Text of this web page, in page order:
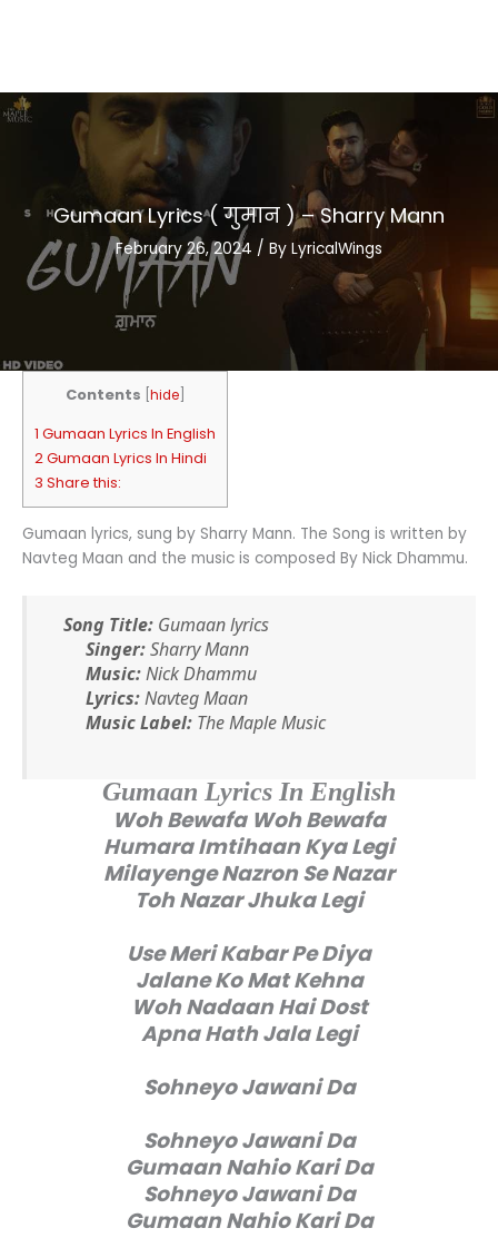
Gumaan Lyrics ( गुमान ) – Sharry Mann
February 26, 2024 / By LyricalWings
Contents hide]
1 Gumaan Lyrics In English
2 Gumaan Lyrics In Hindi
3 Share this:
Gumaan lyrics, sung by Sharry Mann. The Song is written by
Navteg Maan and the music is composed By Nick Dhammu.
Song Title: Gumaan lyrics
Singer:Sharry Mann
Music:Nick Dhammu
Lyrics:Navteg Maan
Music Label: The Maple Music
Gumaan Lyrics In English
Woh Bewafa Woh Bewafa
Humara Imtihaan Kya Legi
Milayenge Nazron Se Nazar
Toh Nazar Jhuka Legi
Use Meri Kabar Pe Diya
Jalane Ko Mat Kehna
Woh Nadaan Hai Dost
Apna Hath Jala Legi
Sohneyo Jawani Da
Sohneyo Jawani Da
Gumaan Nahio Kari Da
Sohneyo Jawani Da
Gumaan Nahio Kari Da